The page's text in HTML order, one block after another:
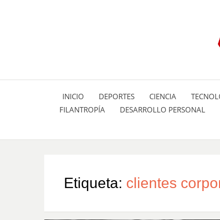
INICIO DEPORTES CIENCIA
FILANTROPÍA
DESARROLLO PERSONAL
Etiqueta: clientes